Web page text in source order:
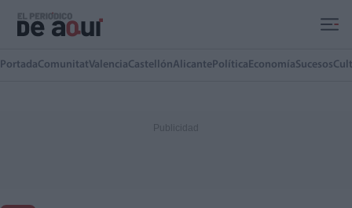
PortadaComunitatValenciaCastellónAlicante Política EconomíaSucesos